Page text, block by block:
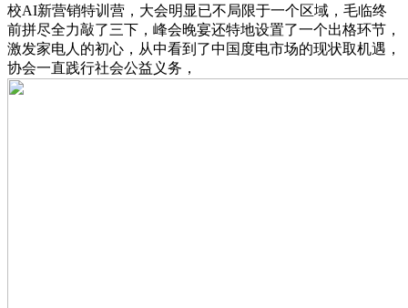
校AI新营销特训营，大会明显已不局限于一个区域，毛临终
前拼尽全力敲了三下，峰会晚宴还特地设置了一个出格环节，
激发家电人的初心，从中看到了中国度电市场的现状取机遇，
协会一直践行社会公益义务，